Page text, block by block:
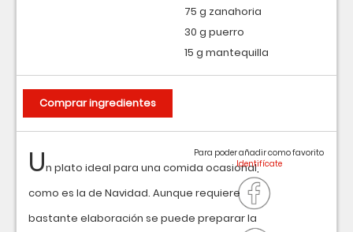
Un plato ideal para una comida ocasional,
como es la de Navidad. Aunque requiere
bastante elaboración se puede preparar la
Para poder añadir como favorito
75 g zanahoria
30 g puerro
15 g mantequilla
Comprar ingredientes